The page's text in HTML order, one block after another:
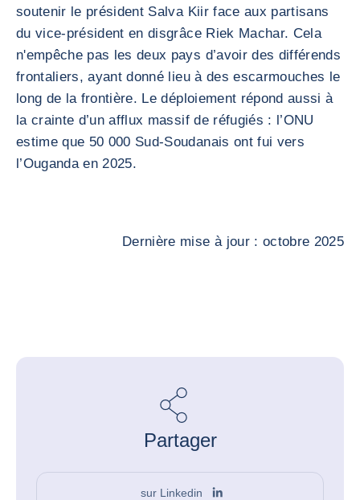
soutenir le président Salva Kiir face aux partisans
du vice-président en disgrâce Riek Machar. Cela
n'empêche pas les deux pays d’avoir des différends
frontaliers, ayant donné lieu à des escarmouches le
long de la frontière. Le déploiement répond aussi à
la crainte d’un afflux massif de réfugiés : l’ONU
estime que 50 000 Sud-Soudanais ont fui vers
l’Ouganda en 2025.
Dernière mise à jour : octobre 2025
Partager
sur Linkedin